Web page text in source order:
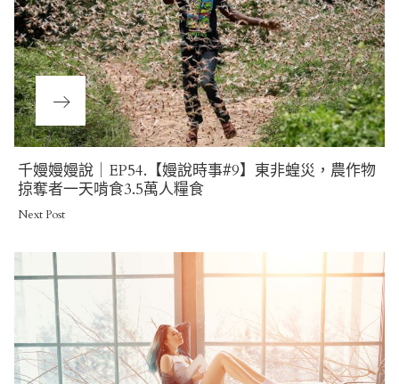
Next
Post
千嫚嫚嫚說｜EP54.【嫚說時事#9】東非蝗災，農作物
掠奪者一天啃食3.5萬人糧食
Next Post